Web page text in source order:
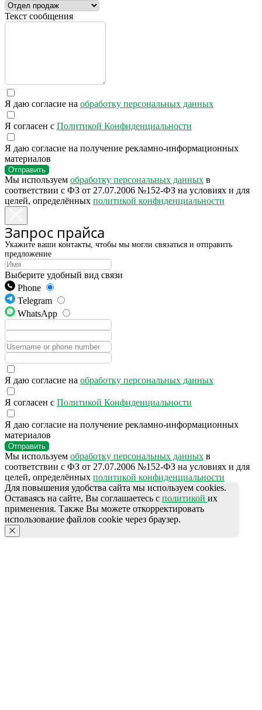
Текст сообщения
Я даю согласие на обработку персональных данных
Я согласен с Политикой Конфиденциальности
Я даю согласие на получение рекламно-информационных
материалов
Отправить
Мы используем обработку персональных данных в
соответствии с ФЗ от 27.07.2006 №152-ФЗ на условиях и для
целей, определённых политикой конфиденциальности
Запрос прайса
Укажите ваши контакты, чтобы мы могли связаться и отправить
предложение
Выберите удобный вид связи
Phone
Telegram
WhatsApp
Я даю согласие на обработку персональных данных
Я согласен с Политикой Конфиденциальности
Я даю согласие на получение рекламно-информационных
материалов
Отправить
Мы используем обработку персональных данных в
соответствии с ФЗ от 27.07.2006 №152-ФЗ на условиях и для
целей, определённых политикой конфиденциальности
Для повышения удобства сайта мы используем cookies.
Оставаясь на сайте, Вы соглашаетесь с политикой их
применения. Также Вы можете откорректировать
использование файлов cookie через браузер.